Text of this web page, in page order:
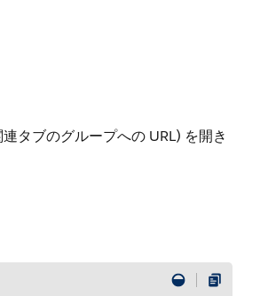
タブのグループへの URL) を開き